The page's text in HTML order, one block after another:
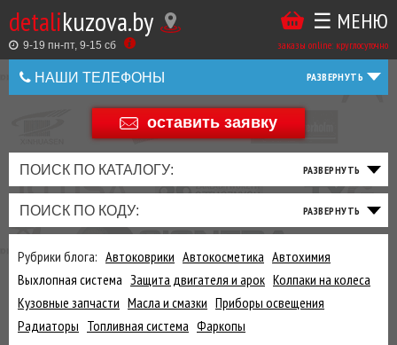
detalikuzova.by
9-19 пн-пт, 9-15 cб заказы online: круглосуточно
☰ МЕНЮ
НАШИ ТЕЛЕФОНЫ
+375 44 586 05 44
оставить заявку
ПОИСК ПО КАТАЛОГУ:
ПОИСК ПО КОДУ:
Рубрики блога: Автоковрики Автокосметика Автохимия
Выхлопная система Защита двигателя и арок Колпаки на колеса
Кузовные запчасти Масла и смазки Приборы освещения
Радиаторы Топливная система Фаркопы
Купить
в
1
Беларусь
+375
+375
ТАКЖЕ
ВЫ
МОЖЕТЕ
У
ЗАКАЗАТЬ
ДОБАВИВ
РАСХОДНИКИ,
ЗАПЧАСТИ К
ЗАКАЗУ ЧЕРЕЗ
МЕНЕДЖЕРА